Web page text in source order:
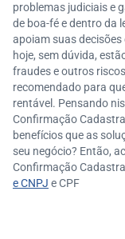
problemas judiciais e
de boa-fé e dentro da
apoiam suas
hoje, sem dúvida,
fraudes e outros
recomendado para
rentável. Pensando
Confirmação
benefícios que as
seu negócio? Então,
Confirmação
e CNPJ e CPF